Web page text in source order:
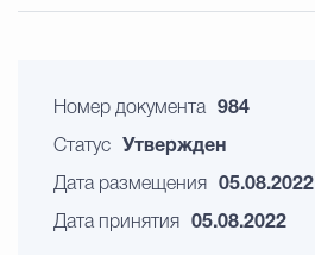
Номер документа 984
Статус Утвержден
Дата размещения 05.08.2022
Дата принятия 05.08.2022